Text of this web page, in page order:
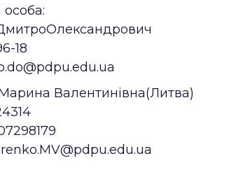
особа:
18
Валентинівна(Литва)